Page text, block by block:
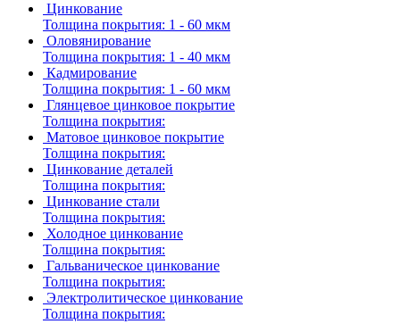
Цинкование
Толщина покрытия: 1 - 60 мкм
Оловянирование
Толщина покрытия: 1 - 40 мкм
Кадмирование
Толщина покрытия: 1 - 60 мкм
Глянцевое цинковое покрытие
Толщина покрытия:
Матовое цинковое покрытие
Толщина покрытия:
Цинкование деталей
Толщина покрытия:
Цинкование стали
Толщина покрытия:
Холодное цинкование
Толщина покрытия:
Гальваническое цинкование
Толщина покрытия:
Электролитическое цинкование
Толщина покрытия: